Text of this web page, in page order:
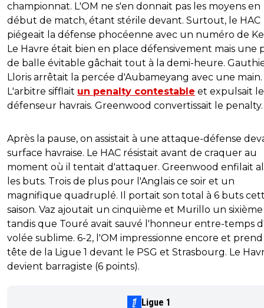
championnat. L'OM ne s'en donnait pas les moyens en
début de match, étant stérile devant. Surtout, le HAC
piégeait la défense phocéenne avec un numéro de
Le Havre était bien en place défensivement mais une
de balle évitable gâchait tout à la demi-heure.
Lloris arrêtait la percée d'Aubameyang avec une main.
L'arbitre sifflait un penalty contestable et expulsait le
défenseur havrais. Greenwood convertissait le penalty.
Après la pause, on assistait à une attaque-défense
surface havraise. Le HAC résistait avant de craquer au
moment où il tentait d'attaquer. Greenwood enfilait
les buts. Trois de plus pour l'Anglais ce soir et un
magnifique quadruplé. Il portait son total à 6 buts
saison. Vaz ajoutait un cinquième et Murillo un sixième
tandis que Touré avait sauvé l'honneur entre-temps
volée sublime. 6-2, l'OM impressionne encore et
tête de la Ligue 1 devant le PSG et Strasbourg. Le
devient barragiste (6 points).
Ligue 1